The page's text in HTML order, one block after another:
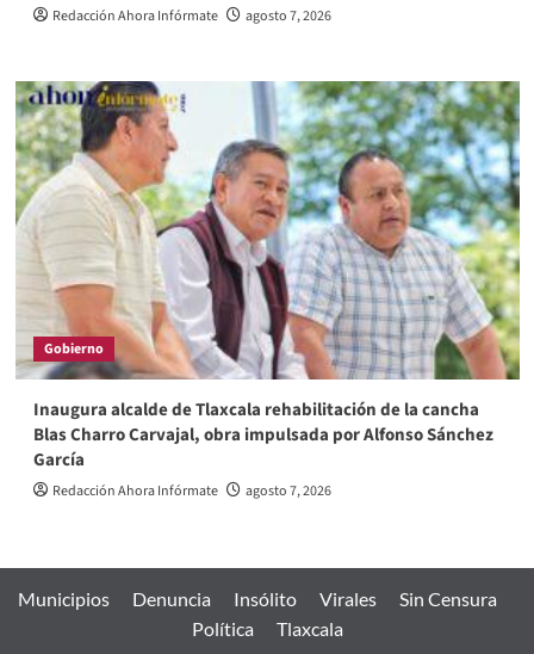
Redacción Ahora Infórmate agosto 7, 2026
Gobierno
Inaugura alcalde de Tlaxcala rehabilitación de la cancha
Blas Charro Carvajal, obra impulsada por Alfonso Sánchez
García
Redacción Ahora Infórmate agosto 7, 2026
Municipios Denuncia Insólito Virales
Sin Censura
Política
Tlaxcala